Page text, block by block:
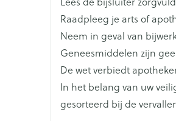
optreden van cystitis of
oxazafosforinen of
Cfr volwassenen
Het kan noodzakelijk zijn
verhogen. Deze
In bepaalde gevallen kan
Breedte 55
Lengte
Diepte 86
Raadpleeg je arts of
Neem in geval van
Geneesmiddelen zijn
De wet verbiedt
In het belang van uw
gesorteerd bij de